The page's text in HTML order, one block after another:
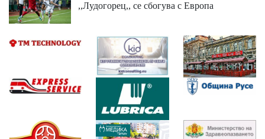
,,Лудогорец,, се сбогува с Европа